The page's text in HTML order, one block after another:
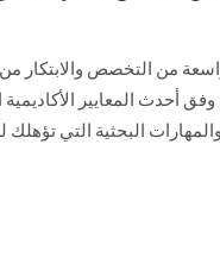
من التخصص والابتكار
أحدث المعايير الأكاديمية
البحثية التي تؤهلك